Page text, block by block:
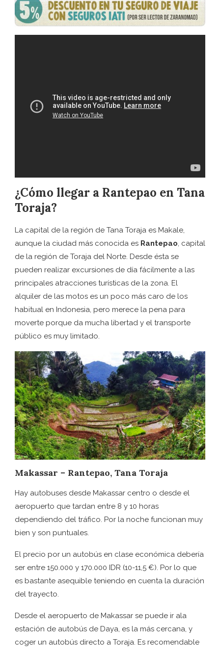
¿Cómo llegar a Rantepao en Tana
Toraja?
La capital de la región de Tana Toraja es Makale,
aunque la ciudad más conocida es Rantepao, capital
de la región de Toraja del Norte. Desde ésta se
pueden realizar excursiones de día fácilmente a las
principales atracciones turísticas de la zona. El
alquiler de las motos es un poco más caro de los
habitual en Indonesia, pero merece la pena para
moverte porque da mucha libertad y el transporte
público es muy limitado.
Makassar – Rantepao, Tana Toraja
Hay autobuses desde Makassar centro o desde el
aeropuerto que tardan entre 8 y 10 horas
dependiendo del tráfico. Por la noche funcionan muy
bien y son puntuales.
El precio por un autobús en clase económica debería
ser entre 150.000 y 170.000 IDR (10-11,5 €). Por lo que
es bastante asequible teniendo en cuenta la duración
del trayecto.
Desde el aeropuerto de Makassar se puede ir ala
estación de autobús de Daya, es la más cercana, y
coger un autobús directo a Toraja. Es recomendable